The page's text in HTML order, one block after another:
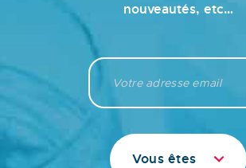
nouveautés, etc…
Vous êtes